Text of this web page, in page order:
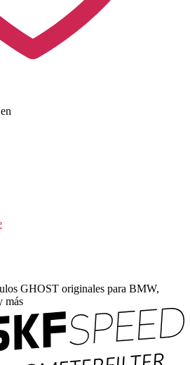
GHOST originales para BMW,
más